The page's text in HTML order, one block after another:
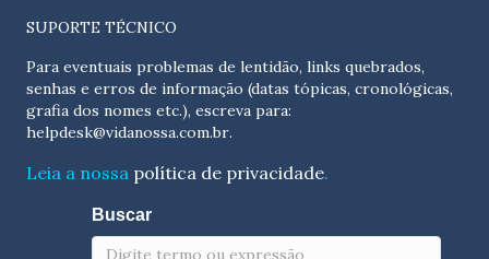
SUPORTE TÉCNICO
Para eventuais problemas de lentidão, links quebrados,
senhas e erros de informação (datas tópicas, cronológicas,
helpdesk@vidanossa.com.br.
Leia a nossa política de privacidade.
Buscar